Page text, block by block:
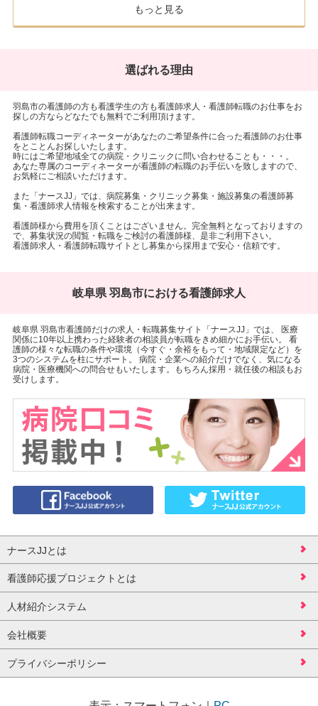
もっと見る
選ばれる理由
羽島市の看護師の方も看護学生の方も看護師求人・看護師転職のお仕事をお
探しの方ならどなたでも無料でご利用頂けます。
看護師転職コーディネーターがあなたのご希望条件に合った看護師のお仕事
をとことんお探しいたします。
時にはご希望地域全ての病院・クリニックに問い合わせることも・・・。
あなた専属のコーディネーターが看護師の転職のお手伝いを致しますので、
お気軽にご相談いただけます。
また「ナースJJ」では、病院募集・クリニック募集・施設募集の看護師募
集・看護師求人情報を検索することが出来ます。
看護師様から費用を頂くことはございません。完全無料となっておりますの
で、募集状況の閲覧・転職をご検討の看護師様、是非ご利用下さい。
看護師求人・看護師転職サイトとし募集から採用まで安心・信頼です。
岐阜県 羽島市における看護師求人
岐阜県 羽島市看護師だけの求人・転職募集サイト「ナースJJ」では、 医療
関係に10年以上携わった経験者の相談員が転職をきめ細かにお手伝い。 看
護師の様々な転職の条件や環境（今すぐ・余裕をもって・地域限定など）を
3つのシステムを柱にサポート。 病院・企業への紹介だけでなく、気になる
病院・医療機関への問合せもいたします。もちろん採用・就任後の相談もお
受けします。
ナースJJとは
看護師応援プロジェクトとは
人材紹介システム
会社概要
プライバシーポリシー